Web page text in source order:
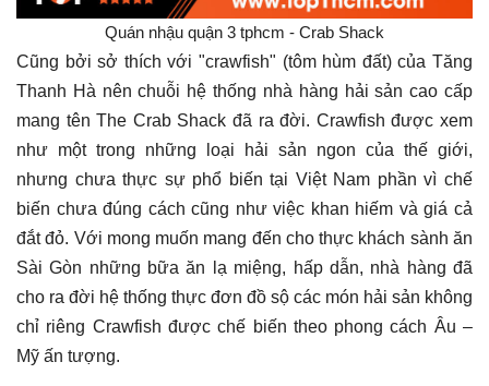
Quán nhậu quận 3 tphcm - Crab Shack
Cũng bởi sở thích với "crawfish" (tôm hùm đất) của Tăng
Thanh Hà nên chuỗi hệ thống nhà hàng hải sản cao cấp
mang tên The Crab Shack đã ra đời. Crawfish được xem
như một trong những loại hải sản ngon của thế giới,
nhưng chưa thực sự phổ biến tại Việt Nam phần vì chế
biến chưa đúng cách cũng như việc khan hiếm và giá cả
đắt đỏ. Với mong muốn mang đến cho thực khách sành ăn
Sài Gòn những bữa ăn lạ miệng, hấp dẫn, nhà hàng đã
cho ra đời hệ thống thực đơn đồ sộ các món hải sản không
chỉ riêng Crawfish được chế biến theo phong cách Âu –
Mỹ ấn tượng.